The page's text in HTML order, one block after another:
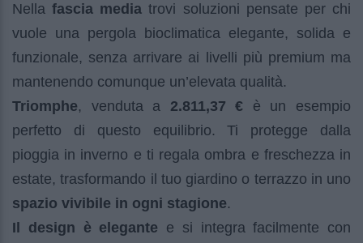
Nellafascia media trovi soluzioni pensate per chi
vuole una pergola bioclimatica elegante, solida e
funzionale, senza arrivare ai livelli più premium ma
mantenendo comunque un’elevata qualità.
Triomphe, venduta a 2.811,37 € è un esempio
perfetto di questo equilibrio. Ti protegge dalla
pioggia in inverno e ti regala ombra e freschezza in
estate, trasformando il tuo giardino o terrazzo in uno
spazio vivibile in ogni stagione.
Il design è elegante e si integra facilmente con